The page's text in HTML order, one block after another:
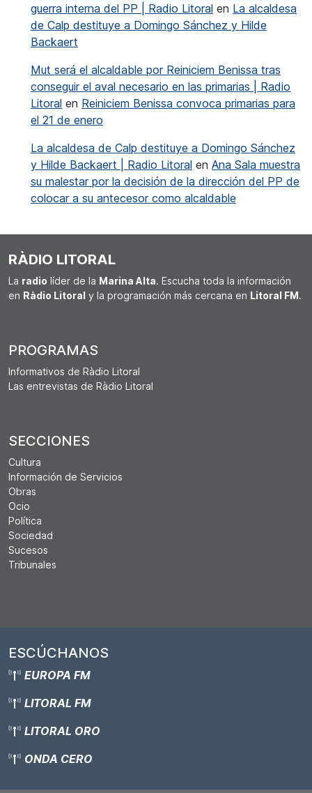
guerra interna del PP | Radio Litoral en La alcaldesa
de Calp destituye a Domingo Sánchez y Hilde
Backaert
Mut será el alcaldable por Reiniciem Benissa tras
conseguir el aval necesario en las primarias | Radio
Litoral en Reiniciem Benissa convoca primarias para
el 21 de enero
La alcaldesa de Calp destituye a Domingo Sánchez
y Hilde Backaert | Radio Litoral en Ana Sala muestra
su malestar por la decisión de la dirección del PP de
colocar a su antecesor como alcaldable
RÀDIO LITORAL
La radio líder de la Marina Alta. Escucha toda la información
en Ràdio Litoral y la programación más cercana en Litoral FM.
PROGRAMAS
Informativos de Ràdio Litoral
Las entrevistas de Ràdio Litoral
SECCIONES
Cultura
Información de Servicios
Obras
Ocio
Política
Sociedad
Sucesos
Tribunales
ESCÚCHANOS
EUROPA FM
LITORAL FM
LITORAL ORO
ONDA CERO